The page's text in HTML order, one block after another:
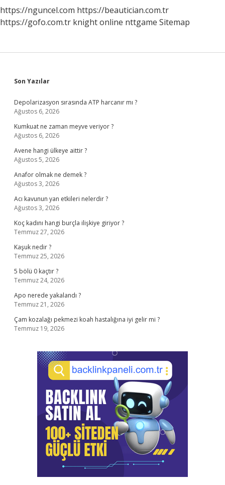
Olur
https://nguncel.com https://beautician.com.tr
https://gofo.com.tr knight online nttgame Sitemap
Sidebar
Son Yazılar
Depolarizasyon sırasında ATP harcanır mı ?
Ağustos 6, 2026
Kumkuat ne zaman meyve veriyor ?
Ağustos 6, 2026
Avene hangi ülkeye aittir ?
Ağustos 5, 2026
Anafor olmak ne demek ?
Ağustos 3, 2026
Acı kavunun yan etkileri nelerdir ?
Ağustos 3, 2026
Koç kadını hangi burçla ilişkiye giriyor ?
Temmuz 27, 2026
Kaşuk nedir ?
Temmuz 25, 2026
5 bölü 0 kaçtır ?
Temmuz 24, 2026
Apo nerede yakalandı ?
Temmuz 21, 2026
Çam kozalağı pekmezi koah hastalığına iyi gelir mi ?
Temmuz 19, 2026